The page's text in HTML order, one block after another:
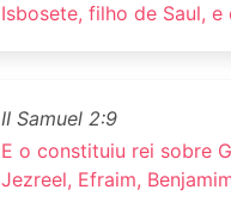
Isbosete, filho de Saul,
II Samuel 2:9
E o constituiu rei sobre
Jezreel, Efraim,